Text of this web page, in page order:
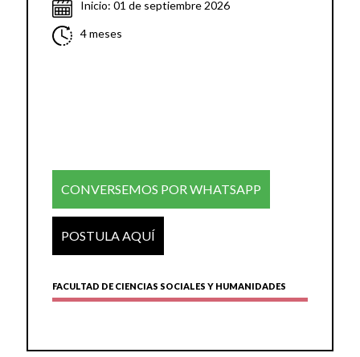
Inicio: 01 de septiembre 2026
4 meses
CONVERSEMOS POR WHATSAPP
POSTULA AQUÍ
FACULTAD DE CIENCIAS SOCIALES Y HUMANIDADES